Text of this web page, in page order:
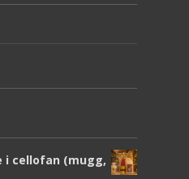
i cellofan (mugg,